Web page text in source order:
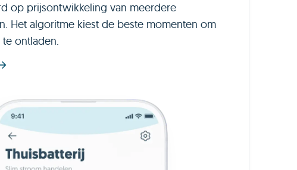
op prijsontwikkeling van meerdere
Het algoritme kiest de beste momenten om
ontladen.